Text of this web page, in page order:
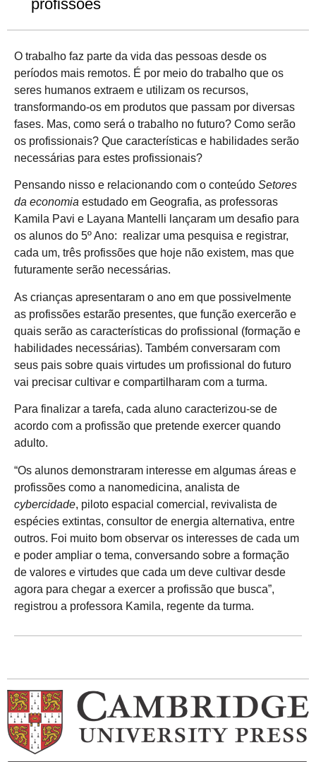
profissões
O trabalho faz parte da vida das pessoas desde os
períodos mais remotos. É por meio do trabalho que os
seres humanos extraem e utilizam os recursos,
transformando-os em produtos que passam por diversas
fases. Mas, como será o trabalho no futuro? Como serão
os profissionais? Que características e habilidades serão
necessárias para estes profissionais?
Pensando nisso e relacionando com o conteúdo Setores
da economia estudado em Geografia, as professoras
Kamila Pavi e Layana Mantelli lançaram um desafio para
os alunos do 5º Ano: realizar uma pesquisa e registrar,
cada um, três profissões que hoje não existem, mas que
futuramente serão necessárias.
As crianças apresentaram o ano em que possivelmente
as profissões estarão presentes, que função exercerão e
quais serão as características do profissional (formação e
habilidades necessárias). Também conversaram com
seus pais sobre quais virtudes um profissional do futuro
vai precisar cultivar e compartilharam com a turma.
Para finalizar a tarefa, cada aluno caracterizou-se de
acordo com a profissão que pretende exercer quando
adulto.
“Os alunos demonstraram interesse em algumas áreas e
profissões como a nanomedicina, analista de
cybercidade, piloto espacial comercial, revivalista de
espécies extintas, consultor de energia alternativa, entre
outros. Foi muito bom observar os interesses de cada um
e poder ampliar o tema, conversando sobre a formação
de valores e virtudes que cada um deve cultivar desde
agora para chegar a exercer a profissão que busca”,
registrou a professora Kamila, regente da turma.